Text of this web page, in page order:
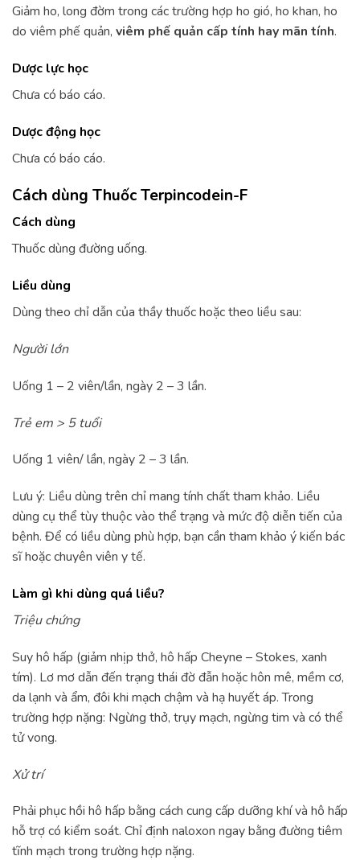
Giảm ho, long đờm trong các trường hợp ho gió, ho khan, ho
do viêm phế quản, viêm phế quản cấp tính hay mãn tính.
Dược lực học
Chưa có báo cáo.
Dược động học
Chưa có báo cáo.
Cách dùng Thuốc Terpincodein-F
Cách dùng
Thuốc dùng đường uống.
Liều dùng
Dùng theo chỉ dẫn của thầy thuốc hoặc theo liều sau:
Người lớn
Uống 1 – 2 viên/lần, ngày 2 – 3 lần.
Trẻ em > 5 tuổi
Uống 1 viên/ lần, ngày 2 – 3 lần.
Lưu ý: Liều dùng trên chỉ mang tính chất tham khảo. Liều
dùng cụ thể tùy thuộc vào thể trạng và mức độ diễn tiến của
bệnh. Để có liều dùng phù hợp, bạn cần tham khảo ý kiến bác
sĩ hoặc chuyên viên y tế.
Làm gì khi dùng quá liều?
Triệu chứng
Suy hô hấp (giảm nhịp thở, hô hấp Cheyne – Stokes, xanh
tím). Lơ mơ dẫn đến trạng thái đờ đẫn hoặc hôn mê, mềm cơ,
da lạnh và ẩm, đôi khi mạch chậm và hạ huyết áp. Trong
trường hợp nặng: Ngừng thở, trụy mạch, ngừng tim và có thể
tử vong.
Xử trí
Phải phục hồi hô hấp bằng cách cung cấp dưỡng khí và hô hấp
hỗ trợ có kiểm soát. Chỉ định naloxon ngay bằng đường tiêm
tĩnh mạch trong trường hợp nặng.